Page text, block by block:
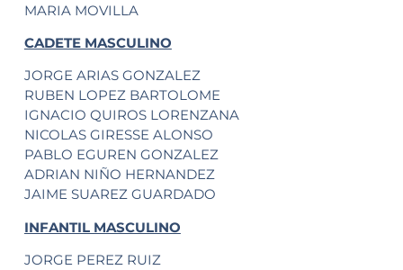
MARIA MOVILLA
CADETE MASCULINO
JORGE ARIAS GONZALEZ
RUBEN LOPEZ BARTOLOME
IGNACIO QUIROS LORENZANA
NICOLAS GIRESSE ALONSO
PABLO EGUREN GONZALEZ
ADRIAN NIÑO HERNANDEZ
JAIME SUAREZ GUARDADO
INFANTIL MASCULINO
JORGE PEREZ RUIZ